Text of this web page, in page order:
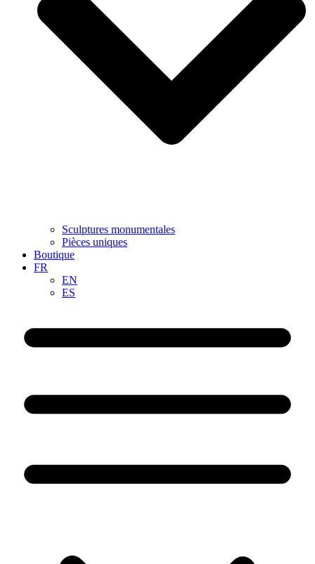
Sculptures monumentales
Pièces uniques
Boutique
FR
EN
ES